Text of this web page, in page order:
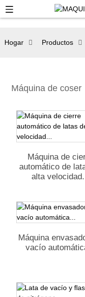
Hogar Productos
Máquina de coser
Máquina de
automático de
alta
Máquina
vacío